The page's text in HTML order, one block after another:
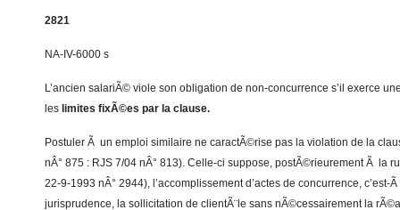
2821
NA-IV-6000 s
L’ancien salariÃ© viole son obligation de non-concurrence s’il exerce
les limites fixÃ©es par la clause.
Postuler Ã un emploi similaire ne caractÃ©rise pas la violation de la
nÂ° 875 : RJS 7/04 nÂ° 813). Celle-ci suppose, postÃ©rieurement Ã la
22-9-1993 nÂ° 2944), l’accomplissement d’actes de concurrence, c’est-
jurisprudence, la sollicitation de clientÃ¨le sans nÃ©cessairement la